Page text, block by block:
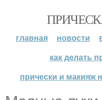
главная новости
как делать
прически и макияж